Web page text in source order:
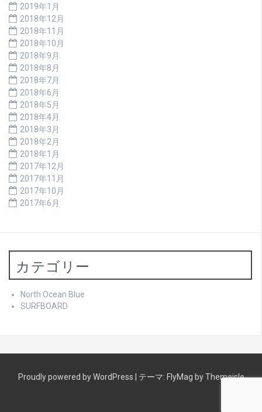
2019年1月
2018年12月
2018年11月
2018年10月
2018年9月
2018年8月
2018年7月
2018年6月
2018年5月
2018年4月
2018年3月
2018年2月
2018年1月
2017年12月
2017年11月
2017年10月
2017年6月
カテゴリー
North Ocean Blue
SURFBOARD
Proudly powered by WordPress テーマ: FlyMag by Themeisle